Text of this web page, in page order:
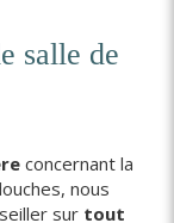
salle de
concernant la
nous
sur tout